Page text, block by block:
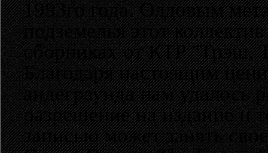
1993го года. Олдовым
подземелья этот
сборниках от КТР "Трэш,
Благодаря настоящим
андеграунда нам удалось
разрешение на издание и
записью может занять